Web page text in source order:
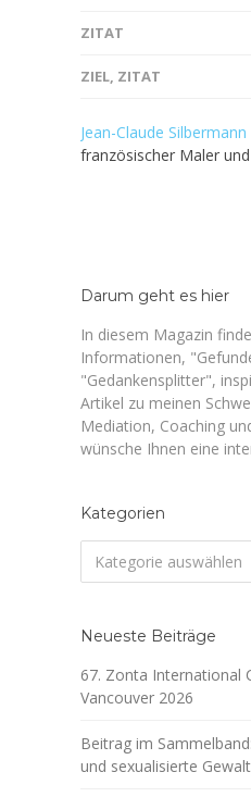
ZITAT
ZIEL, ZITAT
Jean-Claude Silbermann
französischer Maler
Darum geht es hier
In diesem Magazin
Informationen,
"Gedankensplitter",
Artikel zu meinen
Mediation, Coaching
wünsche Ihnen eine
Kategorien
Kategorie auswählen
Neueste Beiträge
67. Zonta International
Vancouver 2026
Beitrag im
und sexualisierte Gewalt